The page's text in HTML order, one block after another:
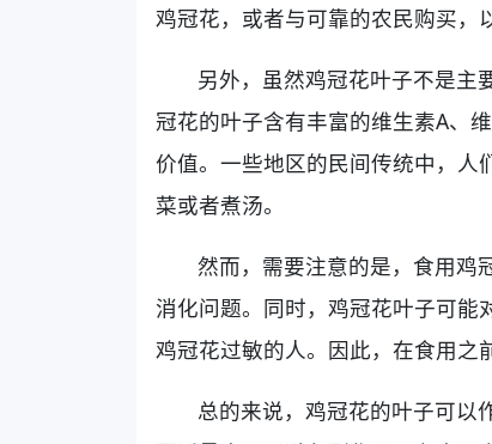
鸡冠花，或者与可靠的农民购买，
另外，虽然鸡冠花叶子不是主
冠花的叶子含有丰富的维生素A、
价值。一些地区的民间传统中，人
菜或者煮汤。
然而，需要注意的是，食用鸡
消化问题。同时，鸡冠花叶子可能
鸡冠花过敏的人。因此，在食用之
总的来说，鸡冠花的叶子可以